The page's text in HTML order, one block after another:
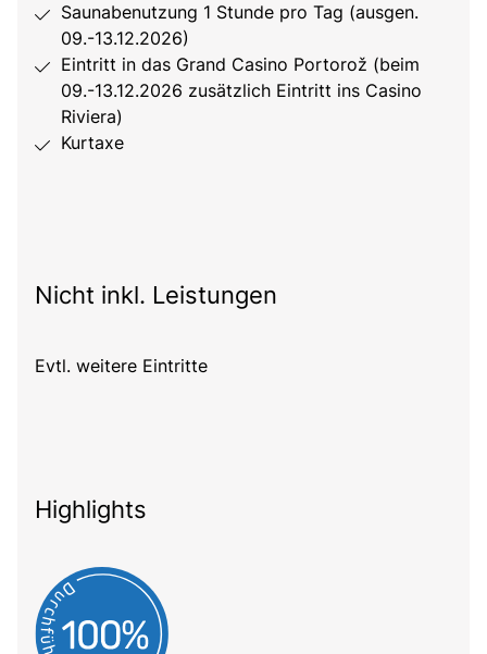
Saunabenutzung 1 Stunde pro Tag (ausgen.
09.-13.12.2026)
Eintritt in das Grand Casino Portorož (beim
09.-13.12.2026 zusätzlich Eintritt ins Casino
Riviera)
Kurtaxe
Nicht inkl. Leistungen
Evtl. weitere Eintritte
Highlights